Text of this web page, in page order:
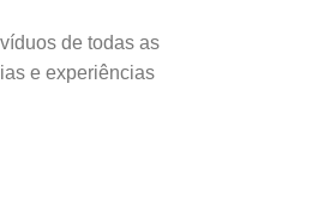
de todas as
e experiências